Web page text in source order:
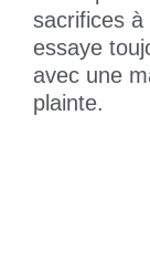
sacrifices
essaye
avec une
plainte.